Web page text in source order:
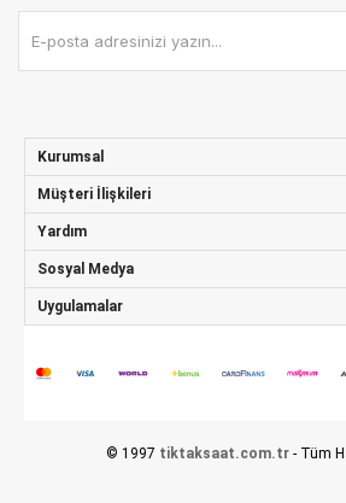
Kurumsal
Müşteri İlişkileri
Yardım
Sosyal Medya
Uygulamalar
© 1997 tiktaksaat.com.tr - Tüm